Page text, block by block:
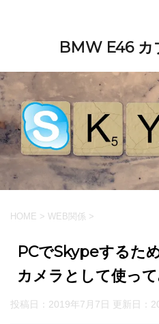
BMW E46 カ
HOME > WEB関係 >
PCでSkypeするた
カメラとして使っ
投稿日：2019年7月7日 更新日：